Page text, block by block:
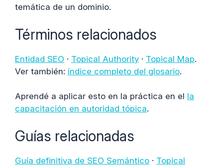
temática de un dominio.
Términos relacionados
Entidad SEO · Topical Authority · Topical Map.
Ver también: índice completo del glosario.
Aprendé a aplicar esto en la práctica en el la
capacitación en autoridad tópica.
Guías relacionadas
Guía definitiva de SEO Semántico · Topical